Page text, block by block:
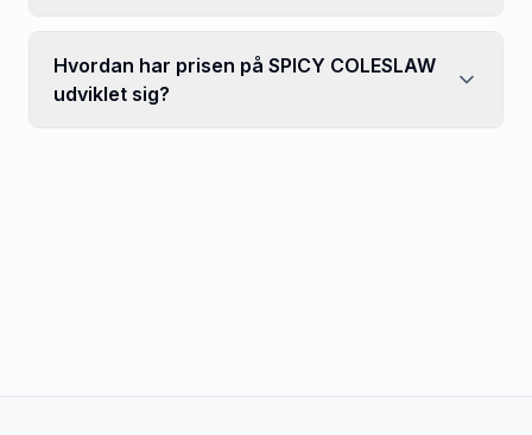
Hvordan har prisen på SPICY COLESLAW
udviklet sig?